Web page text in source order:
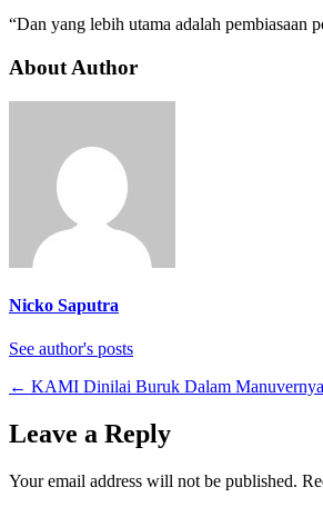
“Dan yang lebih utama adalah pembiasaan
About Author
Nicko Saputra
See author's posts
← KAMI Dinilai Buruk Dalam Manuvernya
Leave a Reply
Your email address will not be published.